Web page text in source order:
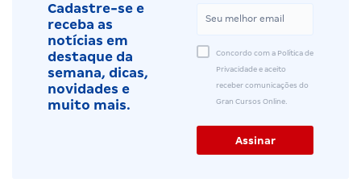
Cadastre-se e
receba as
notícias em
destaque da
semana, dicas,
novidades e
muito mais.
Concordo com a Política de
Privacidade e aceito
receber comunicações do
Gran Cursos Online.